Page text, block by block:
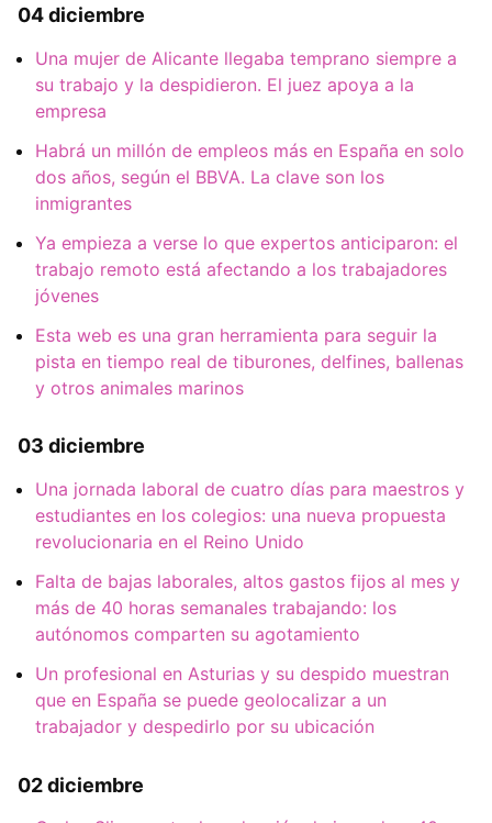
04 diciembre
Una mujer de Alicante llegaba temprano siempre a
su trabajo y la despidieron. El juez apoya a la
empresa
Habrá un millón de empleos más en España en solo
dos años, según el BBVA. La clave son los
inmigrantes
Ya empieza a verse lo que expertos anticiparon: el
trabajo remoto está afectando a los trabajadores
jóvenes
Esta web es una gran herramienta para seguir la
pista en tiempo real de tiburones, delfines, ballenas
y otros animales marinos
03 diciembre
Una jornada laboral de cuatro días para maestros y
estudiantes en los colegios: una nueva propuesta
revolucionaria en el Reino Unido
Falta de bajas laborales, altos gastos fijos al mes y
más de 40 horas semanales trabajando: los
autónomos comparten su agotamiento
Un profesional en Asturias y su despido muestran
que en España se puede geolocalizar a un
trabajador y despedirlo por su ubicación
02 diciembre